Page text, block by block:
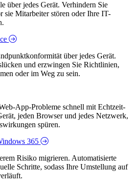
über jedes Gerät. Verhindern Sie
sie Mitarbeiter stören oder Ihre IT-
über jedes Gerät.
und erzwingen Sie Richtlinien,
oder im Weg zu sein.
App-Probleme schnell mit Echtzeit-
jeden Browser und jedes Netzwerk,
spüren.
365
Risiko migrieren. Automatisierte
Schritte, sodass Ihre Umstellung auf